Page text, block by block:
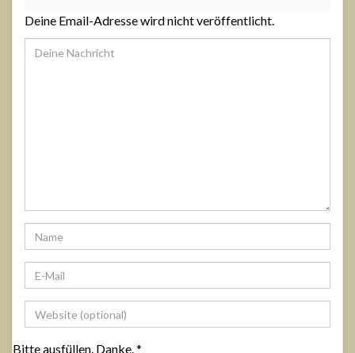
Deine Email-Adresse wird nicht veröffentlicht.
Bitte ausfüllen. Danke.*